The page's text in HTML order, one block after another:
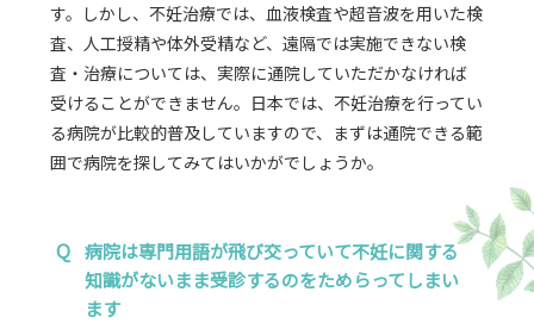
す。しかし、不妊治療では、血液検査や超音波を用いた検
査、人工授精や体外受精など、遠隔では実施できない検
査・治療については、実際に通院していただかなければ
受けることができません。日本では、不妊治療を行ってい
る病院が比較的普及していますので、まずは通院できる範
囲で病院を探してみてはいかがでしょうか。
Q 病院は専門用語が飛び交っていて不妊に関する
知識がないまま受診するのをためらってしまい
ます